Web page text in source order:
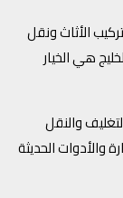
الأثاث ونقل
هي الخيار
والنقل
والأدوات الحديثة